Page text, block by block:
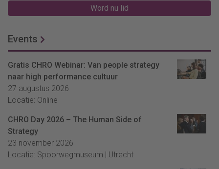
Word nu lid
Events
Gratis CHRO Webinar: Van people strategy
naar high performance cultuur
27 augustus 2026
Locatie: Online
CHRO Day 2026 – The Human Side of
Strategy
23 november 2026
Locatie: Spoorwegmuseum | Utrecht